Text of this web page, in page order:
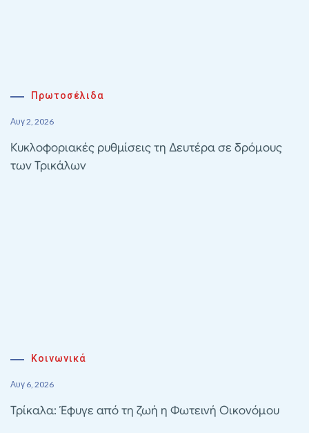
Πρωτοσέλιδα
Αυγ 2, 2026
Κυκλοφοριακές ρυθμίσεις τη Δευτέρα σε δρόμους
των Τρικάλων
Κοινωνικά
Αυγ 6, 2026
Τρίκαλα: Έφυγε από τη ζωή η Φωτεινή Οικονόμου